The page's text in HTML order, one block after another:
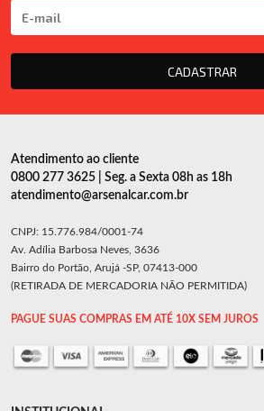
CADASTRAR
Atendimento ao cliente
0800 277 3625 | Seg. a Sexta 08h as 18h
atendimento@arsenalcar.com.br
CNPJ: 15.776.984/0001-74
Av. Adília Barbosa Neves, 3636
Bairro do Portão, Arujá -SP, 07413-000
(RETIRADA DE MERCADORIA NÃO PERMITIDA)
PAGUE SUAS COMPRAS EM ATÉ 10X SEM JUROS